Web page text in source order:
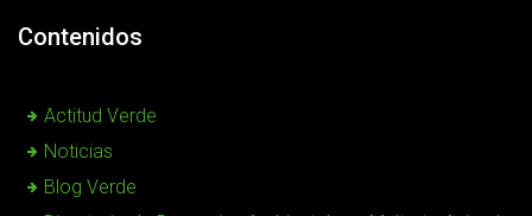
Contenidos
Actitud Verde
Noticias
Blog Verde